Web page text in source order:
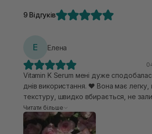
9 Відгуків
Е Елена
Vitamin K Serum мені дуже
днів використання. ❤️ Вона має
текстуру, швидко вбирається, не
липкості й чудово поєднується з
кремом або SPF. Але головне — ефект!
шикарний🥹 Після тижня регулярного
Читати більше